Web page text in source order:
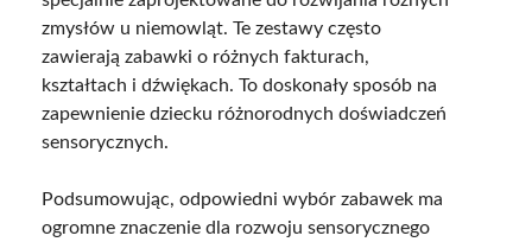
zmysłów u niemowląt. Te zestawy często
zawierają zabawki o różnych fakturach,
kształtach i dźwiękach. To doskonały sposób na
zapewnienie dziecku różnorodnych doświadczeń
sensorycznych.
Podsumowując, odpowiedni wybór zabawek ma
ogromne znaczenie dla rozwoju sensorycznego